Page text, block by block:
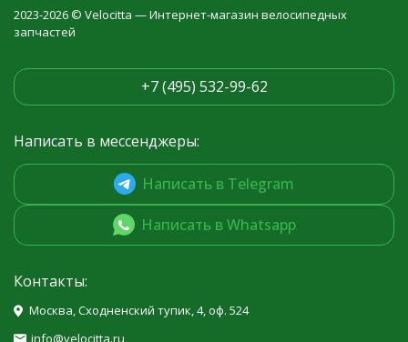
2023-2026 © Velocitta — Интернет-магазин велосипедных
запчастей
+7 (495) 532-99-62
Написать в мессенджеры:
Написать в Telegram
Написать в Whatsapp
Контакты:
Москва, Сходненский тупик, 4, оф. 524
info@velocitta.ru